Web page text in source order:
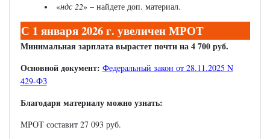
«ндс 22» – найдете доп. материал.
С 1 января 2026 г. увеличен МРОТ
Минимальная зарплата вырастет почти на 4 700 руб.
Основной документ: Федеральный закон от 28.11.2025 N
429-ФЗ
Благодаря материалу можно узнать:
МРОТ составит 27 093 руб.